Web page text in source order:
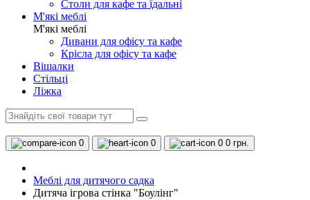
Столи для кафе та їдальні
М'які меблі
М'які меблі
Дивани для офісу та кафе
Крісла для офісу та кафе
Вішалки
Стільці
Ліжка
0 0 0 0 грн.
Меблі для дитячого садка
Дитяча ігрова стінка "Боулінг"